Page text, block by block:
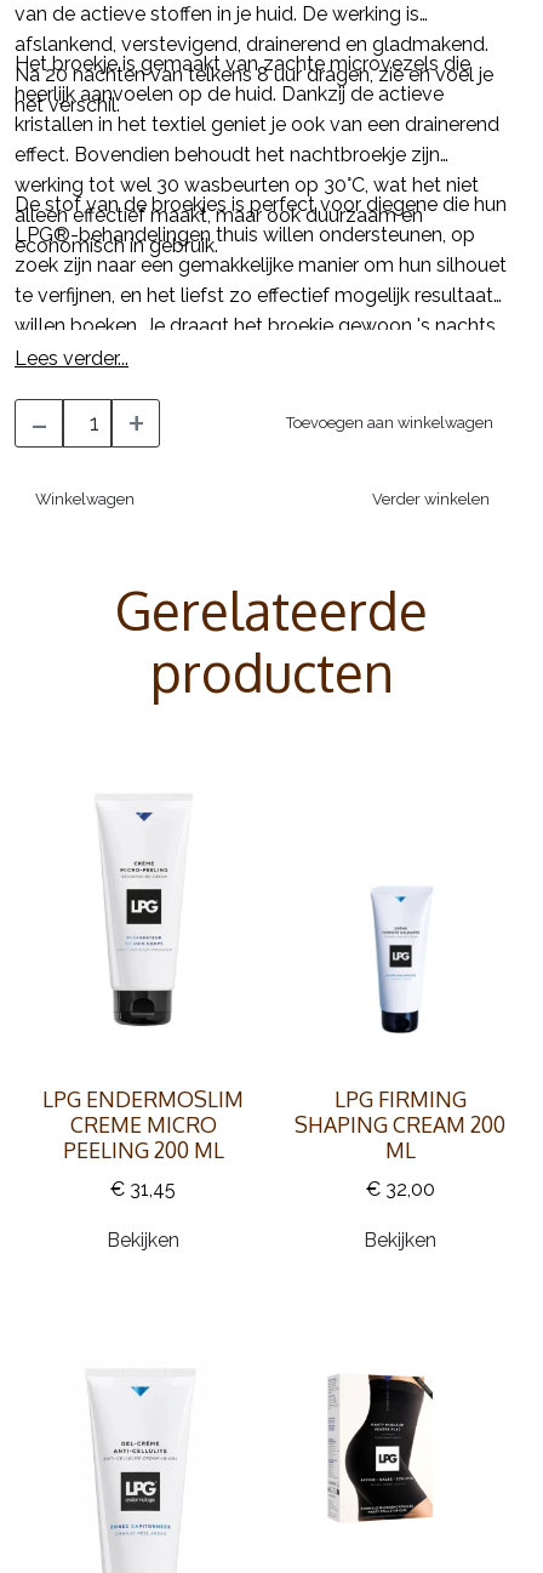
van de actieve stoffen in je huid. De werking is
afslankend, verstevigend, drainerend en gladmakend.
Na 20 nachten van telkens 8 uur dragen, zie en voel je
het verschil.
Het broekje is gemaakt van zachte microvezels die
heerlijk aanvoelen op de huid. Dankzij de actieve
kristallen in het textiel geniet je ook van een drainerend
effect. Bovendien behoudt het nachtbroekje zijn
werking tot wel 30 wasbeurten op 30°C, wat het niet
alleen effectief maakt, maar ook duurzaam en
economisch in gebruik.
De stof van de broekjes is perfect voor diegene die hun
LPG®-behandelingen thuis willen ondersteunen, op
zoek zijn naar een gemakkelijke manier om hun silhouet
te verfijnen, en het liefst zo effectief mogelijk resultaat
willen boeken. Je draagt het broekje gewoon 's nachts,
en de technologie doet de rest.
Lees verder...
- + Toevoegen aan winkelwagen
Winkelwagen Verder winkelen
Gerelateerde
producten
LPG ENDERMOSLIM
CREME MICRO
PEELING 200 ML
€ 31,45
Bekijken
LPG FIRMING
SHAPING CREAM 200
ML
€ 32,00
Bekijken